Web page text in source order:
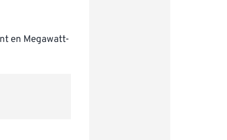
en Megawatt-